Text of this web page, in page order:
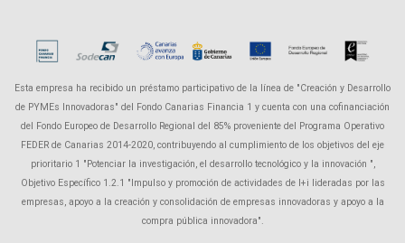
Esta empresa ha recibido un préstamo participativo de la línea de "Creación y Desarrollo
de PYMEs Innovadoras" del Fondo Canarias Financia 1 y cuenta con una cofinanciación
del Fondo Europeo de Desarrollo Regional del 85% proveniente del Programa Operativo
FEDER de Canarias 2014-2020, contribuyendo al cumplimiento de los objetivos del eje
prioritario 1 "Potenciar la investigación, el desarrollo tecnológico y la innovación ",
Objetivo Específico 1.2.1 "Impulso y promoción de actividades de I+i lideradas por las
empresas, apoyo a la creación y consolidación de empresas innovadoras y apoyo a la
compra pública innovadora".